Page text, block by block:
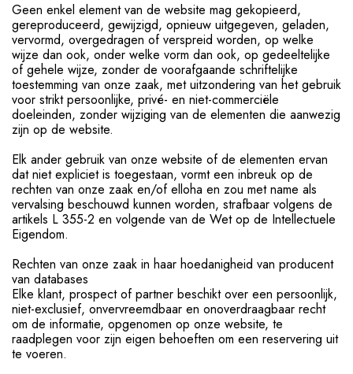
Geen enkel element van de website mag gekopieerd,
gereproduceerd, gewijzigd, opnieuw uitgegeven, geladen,
vervormd, overgedragen of verspreid worden, op welke
wijze dan ook, onder welke vorm dan ook, op gedeeltelijke
of gehele wijze, zonder de voorafgaande schriftelijke
toestemming van onze zaak, met uitzondering van het gebruik
voor strikt persoonlijke, privé- en niet-commerciële
doeleinden, zonder wijziging van de elementen die aanwezig
zijn op de website.
Elk ander gebruik van onze website of de elementen ervan
dat niet expliciet is toegestaan, vormt een inbreuk op de
rechten van onze zaak en/of elloha en zou met name als
vervalsing beschouwd kunnen worden, strafbaar volgens de
artikels L 355-2 en volgende van de Wet op de Intellectuele
Eigendom.
Rechten van onze zaak in haar hoedanigheid van producent
van databases
Elke klant, prospect of partner beschikt over een persoonlijk,
niet-exclusief, onvervreemdbaar en onoverdraagbaar recht
om de informatie, opgenomen op onze website, te
raadplegen voor zijn eigen behoeften om een reservering uit
te voeren.